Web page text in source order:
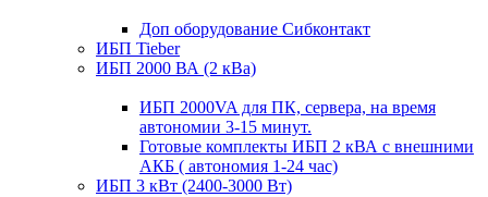
Доп оборудование Сибконтакт
ИБП Tieber
ИБП 2000 ВА (2 кВа)
ИБП 2000VA для ПК, сервера, на время
автономии 3-15 минут.
Готовые комплекты ИБП 2 кВА с внешними
АКБ ( автономия 1-24 час)
ИБП 3 кВт (2400-3000 Вт)